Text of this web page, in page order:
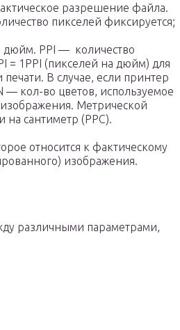
разрешение файла.
пикселей фиксируется;
дюйм. PPI — количество
= 1PPI (пикселей на дюйм) для
В случае, если принтер
— кол-во цветов, используемое
Метрической
на сантиметр (PPC).
относится к фактическому
изображения.
различными параметрами,